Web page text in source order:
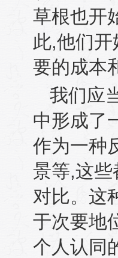
草根也开
此,他们开
要的成本
我们应
中形成了
作为一种
景等,这些
对比。这
于次要地
个人认同